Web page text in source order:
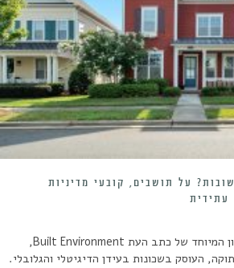
על תושבים, קובעי מדיניות
עתידית
רשימה זו מציגה את הגיליון המיוחד של כתב העת Built Environment,
העוסק בשכונות בעידן הדיגיטלי והגלובלי.